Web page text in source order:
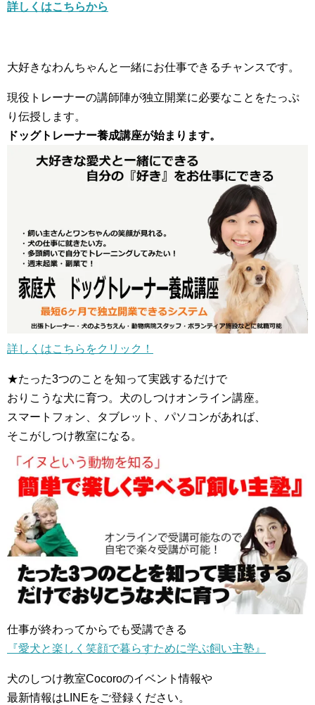
詳しくはこちらから
大好きなわんちゃんと一緒にお仕事できるチャンスです。
現役トレーナーの講師陣が独立開業に必要なことをたっぷ
り伝授します。
ドッグトレーナー養成講座が始まります。
詳しくはこちらをクリック！
★たった3つのことを知って実践するだけで
おりこうな犬に育つ。犬のしつけオンライン講座。
スマートフォン、タブレット、パソコンがあれば、
そこがしつけ教室になる。
仕事が終わってからでも受講できる
『愛犬と楽しく笑顔で暮らすために学ぶ飼い主塾』
犬のしつけ教室Cocoroのイベント情報や
最新情報はLINEをご登録ください。